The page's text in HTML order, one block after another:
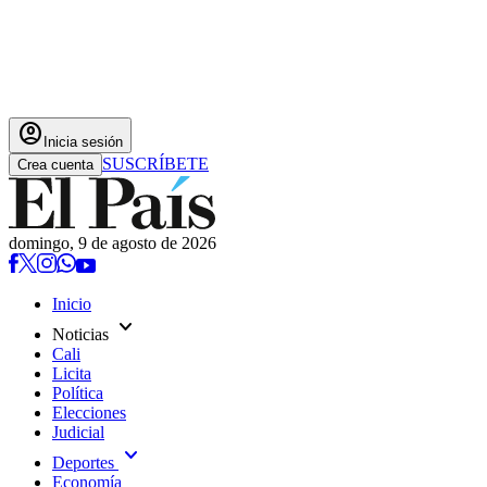
account_circle Inicia sesión
Crea cuenta SUSCRÍBETE
domingo, 9 de agosto de 2026
Inicio
Noticias expand_more
Cali
Licita
Política
Elecciones
Judicial
Deportes expand_more
Economía